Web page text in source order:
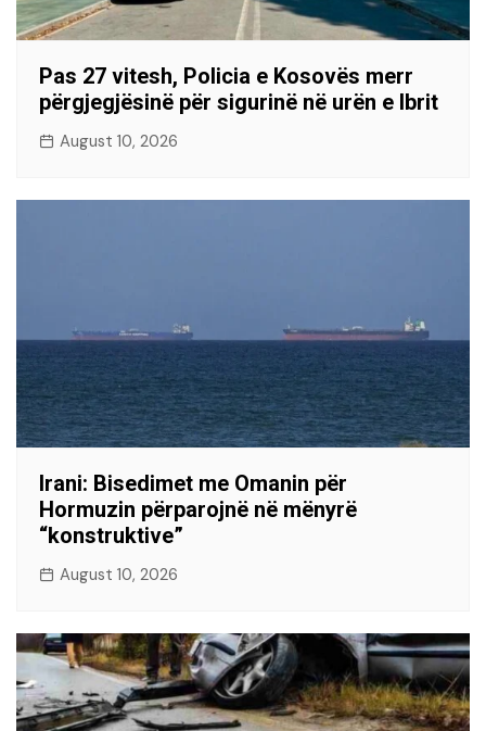
Pas 27 vitesh, Policia e Kosovës merr
përgjegjësinë për sigurinë në urën e Ibrit
August 10, 2026
Irani: Bisedimet me Omanin për
Hormuzin përparojnë në mënyrë
“konstruktive”
August 10, 2026